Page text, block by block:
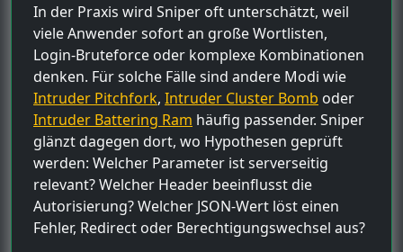
In der Praxis wird Sniper oft unterschätzt, weil
viele Anwender sofort an große Wortlisten,
Login-Bruteforce oder komplexe Kombinationen
denken. Für solche Fälle sind andere Modi wie
Intruder Pitchfork, Intruder Cluster Bomb oder
Intruder Battering Ram häufig passender. Sniper
glänzt dagegen dort, wo Hypothesen geprüft
werden: Welcher Parameter ist serverseitig
relevant? Welcher Header beeinflusst die
Autorisierung? Welcher JSON-Wert löst einen
Fehler, Redirect oder Berechtigungswechsel aus?